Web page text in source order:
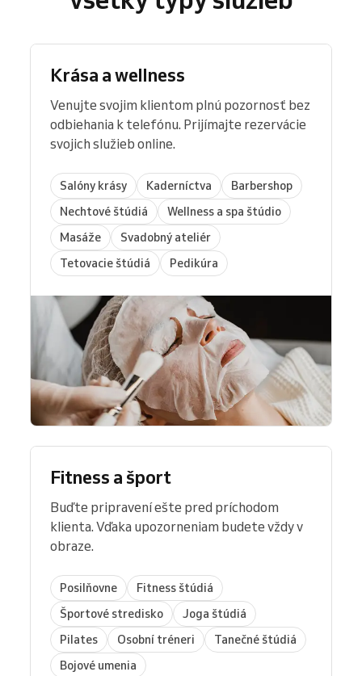
Reservio spojí všetky funkcie do jedinej
spravovať sklad a rýchlo získate všetky
kalendárom,webom na rezervácie,odkazmi
na rezervácie
, QR kódmi,
pripomienkamianástrojmi pre tím
S takto integrovaným POS systémomzískate
hladké a profesionálne platenie, na ktoré sa
klienti radi vracajú.
Krása a wellness
Venujte svojim klientom plnú pozornosť bez
odbiehania k telefónu. Prijímajte rezervácie
svojich služieb online.
Salóny krásy Kaderníctva
Barbershop
Nechtové štúdiá
Wellness a spa štúdio
Masáže
Svadobný ateliér
Tetovacie štúdiá
Pedikúra
Fitness a šport
Buďte pripravení ešte pred príchodom
klienta. Vďaka upozorneniam budete vždy v
obraze.
Posilňovne
Fitness štúdiá
Športové stredisko
Joga štúdiá
Pilates
Osobní tréneri
Tanečné štúdiá
Bojové umenia